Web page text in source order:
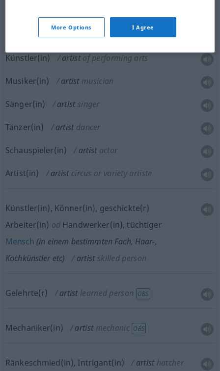
of fine arts
Künstler(in) artist of performing arts
Musiker(in) artist musician
Sänger(in) artist singer
Tänzer(in) artist dancer
Schauspieler(in) artist actor
Artist(in) artist circus or variety artiste
Künstler(in), Könner(in), geschickte(r)
Arbeiter(in) od Handwerker(in), tüchtiger
Mensch (in einem bestimmten Fach, Haar-,
Kochkünstleretc) artist skilled person
Gelehrte(r) artist learned person OBS
Mechaniker(in) artist mechanic OBS
Ränkeschmied(in), Intrigant(in) artist hatcher
More Options I Agree